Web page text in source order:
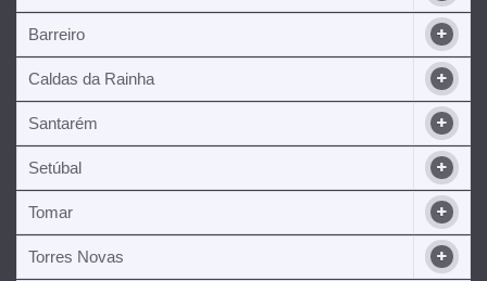
Barreiro
Caldas da Rainha
Santarém
Setúbal
Tomar
Torres Novas